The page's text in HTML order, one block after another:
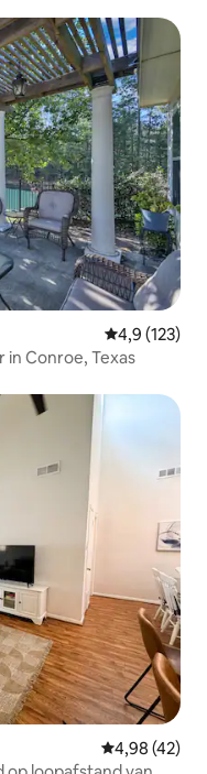
Gemiddelde
4,9 (123)
Conroe, Texas
Gemiddelde
4,98 (42)